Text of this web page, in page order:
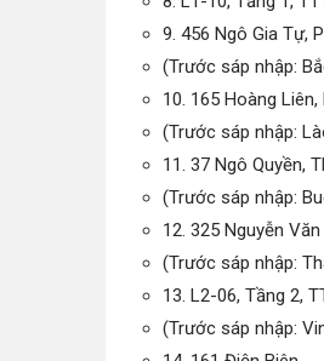
9. 456 Ngô Gia Tự,
(Trước sáp nhập:
10. 165 Hoàng
(Trước sáp nhập:
11. 37 Ngô Quyền,
(Trước sáp nhập:
12. 325 Nguyễn
(Trước sáp nhập:
13. L2-06, Tầng 2,
(Trước sáp nhập: